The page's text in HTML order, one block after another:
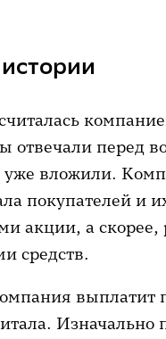
отвечали перед
вложили.
покупателей и
акции, а скорее,
средств.
выплатит
Изначально